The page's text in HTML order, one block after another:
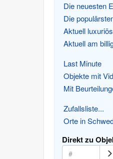
Die neuesten
Die
Aktuell luxuriös
Aktuell am
Last Minute
Objekte mit
Mit
Zufallsliste...
Orte in
Direkt zu